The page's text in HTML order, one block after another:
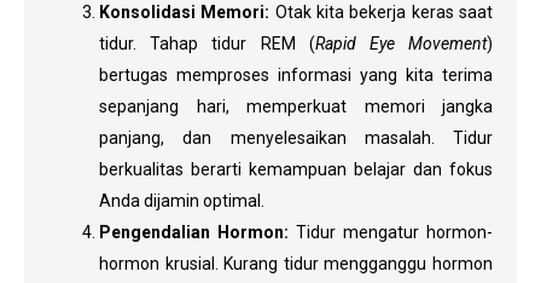
Konsolidasi Memori: Otak kita bekerja keras saat
tidur. Tahap tidur REM (Rapid Eye Movement)
bertugas memproses informasi yang kita terima
sepanjang hari, memperkuat memori jangka
panjang, dan menyelesaikan masalah. Tidur
berkualitas berarti kemampuan belajar dan fokus
Anda dijamin optimal.
Pengendalian Hormon: Tidur mengatur hormon-
hormon krusial. Kurang tidur mengganggu hormon